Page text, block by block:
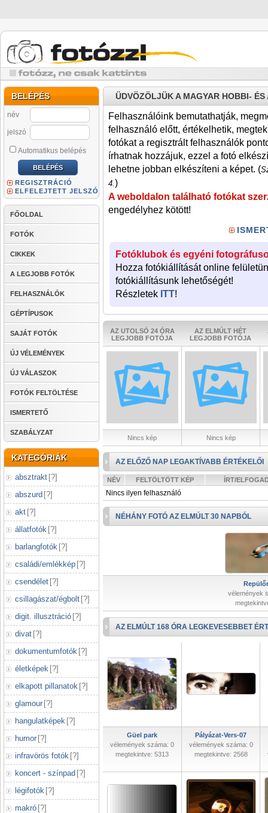
BELÉPÉS
név
jelszó
Automatikus belépés
REGISZTRÁCIÓ
ELFELEJTETT JELSZÓ
FŐOLDAL
FOTÓK
CIKKEK
A LEGJOBB FOTÓK
FELHASZNÁLÓK
GÉPTÍPUSOK
SAJÁT FOTÓK
ÚJ VÉLEMÉNYEK
ÚJ VÁLASZOK
FOTÓK FELTÖLTÉSE
ISMERTETŐ
SZABÁLYZAT
KATEGÓRIÁK
absztrakt [?]
abszurd [?]
akt [?]
állatfotók [?]
barlangfotók [?]
családi/emlékkép [?]
csendélet [?]
csillagászat/égbolt [?]
digit. illusztráció [?]
divat [?]
dokumentumfotók [?]
életképek [?]
elkapott pillanatok [?]
glamour [?]
hangulatképek [?]
humor [?]
infravörös fotók [?]
koncert - színpad [?]
légifotók [?]
makró [?]
ÜDVÖZÖLJÜK A MAGYAR HOBBI-
Felhasználóink bemutathatják,
felhasználó előtt, értékelhetik,
fotókat a regisztrált felhasználók
írhatnak hozzájuk, ezzel a fotó
lehetne jobban elkészíteni a képet. (
4.)
A weboldalon található fotókat
engedélyhez kötött!
Fotóklubok és egyéni
Hozza fotókiállítását online
fotókiállításunk lehetőségét!
Részletek ITT!
AZ UTOLSÓ 24 ÓRA
LEGJOBB FOTÓJA
AZ ELMÚLT HÉT
LEGJOBB FOTÓJA
Nincs kép Nincs kép
AZ ELŐZŐ NAP LEGAKTÍVABB ÉRTÉKELŐI
NÉV FELTÖLTÖTT KÉP ÍRT/
Nincs ilyen felhasználó
NÉHÁNY FOTÓ AZ ELMÚLT 30 NAPBÓL
vélemények
AZ ELMÚLT 168 ÓRA LEGKEVESEBBET
Güel park
vélemények száma: 0
megtekintve: 5313
Pályázat-Vers-07
vélemények száma: 0
megtekintve: 2568